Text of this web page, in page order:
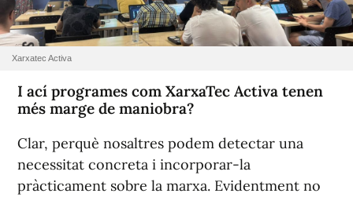
Xarxatec Activa
I ací programes com XarxaTec Activa tenen
més marge de maniobra?
Clar, perquè nosaltres podem detectar una
necessitat concreta i incorporar-la
pràcticament sobre la marxa. Evidentment no